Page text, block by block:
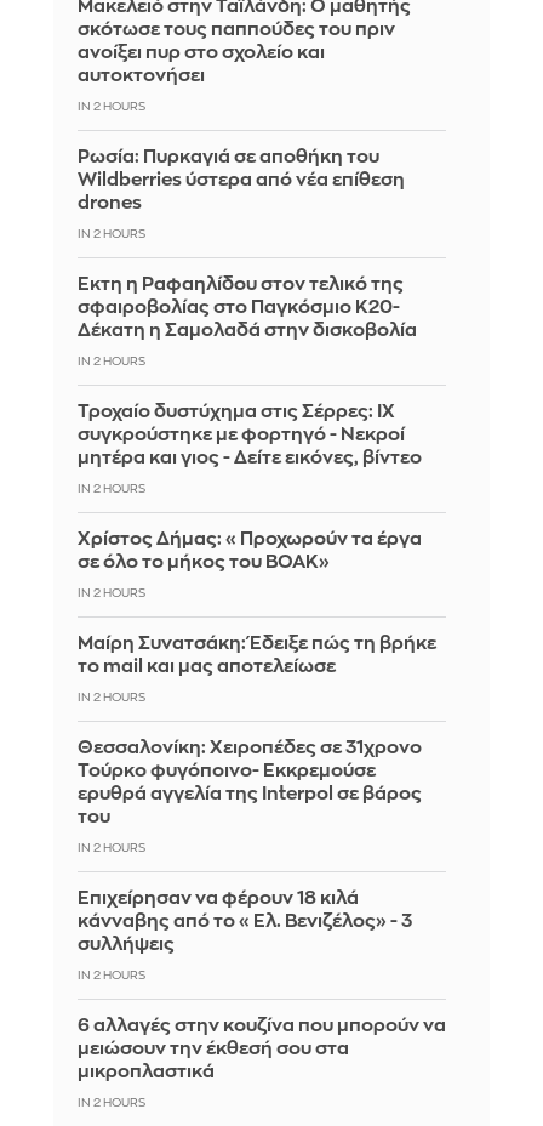
Μακελειό στην Ταϊλάνδη: Ο μαθητής
σκότωσε τους παππούδες του πριν
ανοίξει πυρ στο σχολείο και
αυτοκτονήσει
IN 2 HOURS
Ρωσία: Πυρκαγιά σε αποθήκη του
Wildberries ύστερα από νέα επίθεση
drones
IN 2 HOURS
Έκτη η Ραφαηλίδου στον τελικό της
σφαιροβολίας στο Παγκόσμιο Κ20-
Δέκατη η Σαμολαδά στην δισκοβολία
IN 2 HOURS
Τροχαίο δυστύχημα στις Σέρρες: ΙΧ
συγκρούστηκε με φορτηγό - Νεκροί
μητέρα και γιος - Δείτε εικόνες, βίντεο
IN 2 HOURS
Χρίστος Δήμας: «Προχωρούν τα έργα
σε όλο το μήκος του ΒΟΑΚ»
IN 2 HOURS
Μαίρη Συνατσάκη: Έδειξε πώς τη βρήκε
το mail και μας αποτελείωσε
IN 2 HOURS
Θεσσαλονίκη: Χειροπέδες σε 31χρονο
Τούρκο φυγόποινο- Εκκρεμούσε
ερυθρά αγγελία της Interpol σε βάρος
του
IN 2 HOURS
Επιχείρησαν να φέρουν 18 κιλά
κάνναβης από το «Ελ. Βενιζέλος» - 3
συλλήψεις
IN 2 HOURS
6 αλλαγές στην κουζίνα που μπορούν να
μειώσουν την έκθεσή σου στα
μικροπλαστικά
IN 2 HOURS